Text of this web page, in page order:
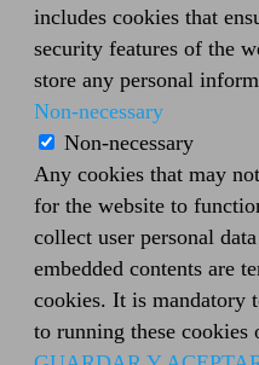
includes cookies that
security features of the
store any personal
Non-necessary
Non-necessary
Any cookies that may
for the website to
collect user personal
embedded contents are
cookies. It is mandatory
to running these cookies